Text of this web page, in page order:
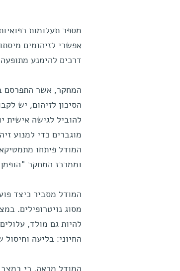
מספר תעלומות
אפשרי לזיהומים
דרכים להימנע מתופעה
המחקר, אשר התפרסם
הסיכון לזיהום, יש
להוביל לגישה אישית
מוגברים כדי למנוע
המודל פיתחו
וממרכז המחקר
המודל מסביר כיצד
מסוג נויטרופילים.
להיות גם מולד,
החיוני: בליעה וחיסול
המודל מראה, כי במצב